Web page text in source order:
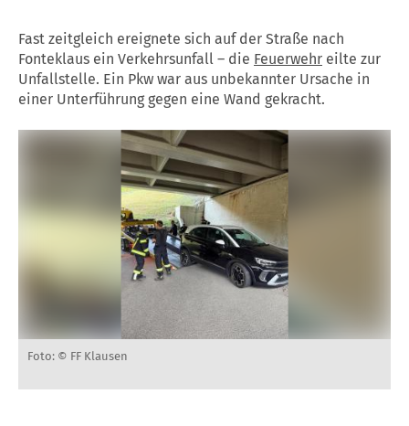
Fast zeitgleich ereignete sich auf der Straße nach
Fonteklaus ein Verkehrsunfall – die Feuerwehr eilte zur
Unfallstelle. Ein Pkw war aus unbekannter Ursache in
einer Unterführung gegen eine Wand gekracht.
Foto: © FF Klausen